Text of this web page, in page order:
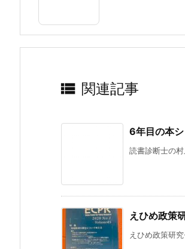
 関連記事
6年目の本
読書診断士の
えひめ政策
えひめ政策研